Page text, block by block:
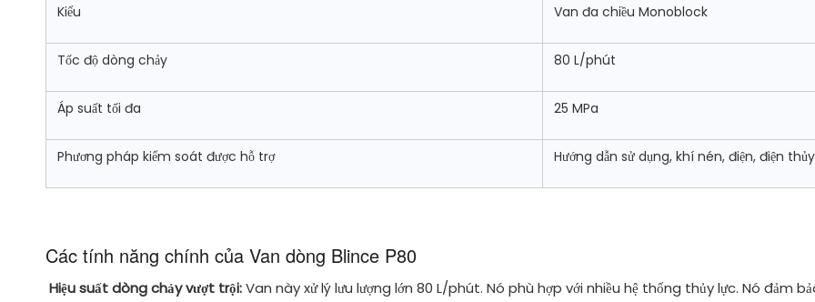
Kiểu Van đa chiều Monoblock
Tốc độ dòng chảy 80 L/phút
Áp suất tối đa 25 MPa
Phương pháp kiểm soát được hỗ trợ Hướng dẫn sử dụng, khí nén, điện, điện
Các tính năng chính của Van dòng Blince P80
Hiệu suất dòng chảy vượt trội:Van này xử lý lưu lượng lớn 80 L/phút. Nó phù hợp với nhiều hệ thống thủy lực. Nó đảm